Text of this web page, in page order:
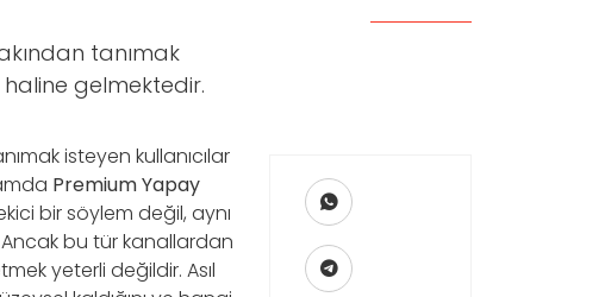
tanımak
gelmektedir.
isteyen kullanıcılar
Premium Yapay
bir söylem değil, aynı
Ancak bu tür kanallardan
yeterli değildir. Asıl